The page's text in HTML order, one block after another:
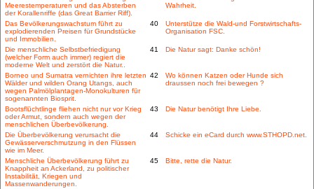
Meerestemperaturen und das Absterben
der Korallenriffe (das Great Barrier Riff).
Wahrheit.
Das Bevölkerungswachstum führt zu
explodierenden Preisen für Grundstücke
und Immobilien.
40
Unterstütze die Wald-und Forstwirtschafts-
Organisation FSC.
Die menschliche Selbstbefriedigung
(welcher Form auch immer) regiert die
moderne Welt und zerstört die Natur..
41 Die Natur sagt: Danke schön!
Borneo und Sumatra vernichten ihre letzten
Wälder und wilden Orang Utangs, auch
wegen Palmölplantagen-Monokulturen für
sogenannten Biosprit.
42
Wo können Katzen oder Hunde sich
draussen noch frei bewegen ?
Bootsflüchtlinge fliehen nicht nur vor Krieg
oder Armut, sondern auch wegen der
menschlichen Überbevölkerung.
43 Die Natur benötigt Ihre Liebe.
Die Überbevölkerung verursacht die
Gewässerverschmutzung in den Flüssen
wie im Meer.
44 Schicke ein eCard durch www.STHOPD.net.
Menschliche Überbevölkerung führt zu
Knappheit an Ackerland, zu politischer
Instabilität, Kriegen und
Massenwanderungen.
45 Bitte, rette die Natur.